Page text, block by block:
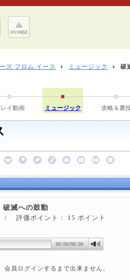
ズ フロム イース ミュージック 破
イ動画 ミュージック 攻略＆裏
破滅への鼓動
/ 評価ポイント： 15 ポイント
会員ログインするまで出来ません。